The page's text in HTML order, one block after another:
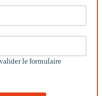
le formulaire